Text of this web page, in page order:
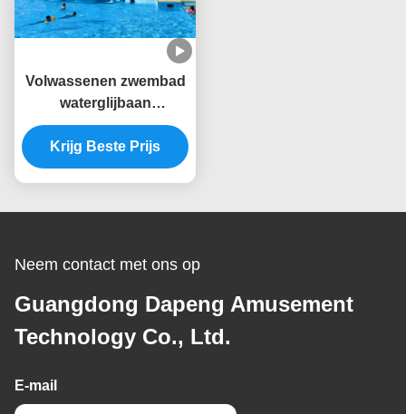
Volwassenen zwembad
waterglijbaan
accessoires omvatten
watervoorziening en
zuiveringssysteem
Krijg Beste Prijs
Neem contact met ons op
Guangdong Dapeng Amusement
Technology Co., Ltd.
E-mail